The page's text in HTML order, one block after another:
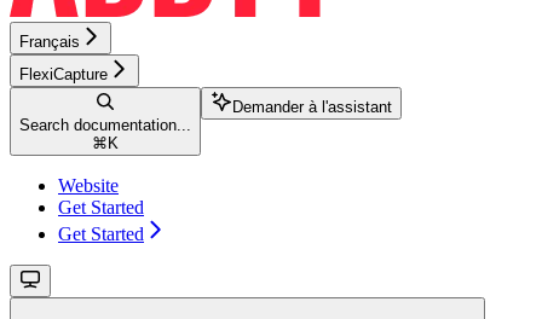
Français
FlexiCapture
Search documentation...
⌘ K
Demander à l'assistant
Website
Get Started
Get Started